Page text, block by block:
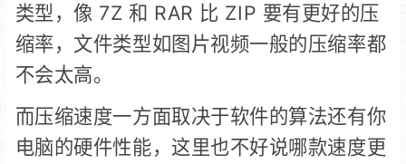
类型，像 7Z 和 RAR 比 ZIP 要有更好的压
缩率，文件类型如图片视频一般的压缩率都
不会太高。
而压缩速度一方面取决于软件的算法还有你
电脑的硬件性能，这里也不好说哪款速度更